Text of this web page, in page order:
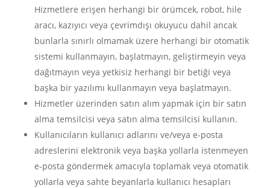
Hizmetlere erişen herhangi bir örümcek, robot, hile
aracı, kazıyıcı veya çevrimdışı okuyucu dahil ancak
bunlarla sınırlı olmamak üzere herhangi bir otomatik
sistemi kullanmayın, başlatmayın, geliştirmeyin veya
dağıtmayın veya yetkisiz herhangi bir betiği veya
başka bir yazılımı kullanmayın veya başlatmayın.
Hizmetler üzerinden satın alım yapmak için bir satın
alma temsilcisi veya satın alma temsilcisi kullanın.
Kullanıcıların kullanıcı adlarını ve/veya e-posta
adreslerini elektronik veya başka yollarla istenmeyen
e-posta göndermek amacıyla toplamak veya otomatik
yollarla veya sahte beyanlarla kullanıcı hesapları